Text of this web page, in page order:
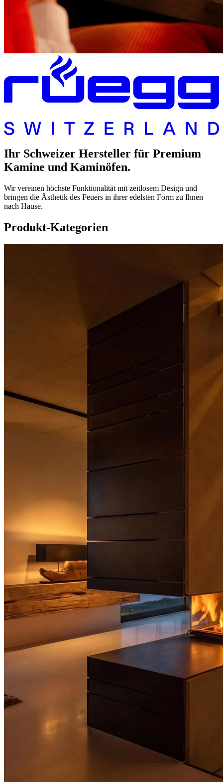
Ihr Schweizer Hersteller für Premium
Kamine und Kaminöfen.
Wir vereinen höchste Funktionalität mit zeitlosem Design und
bringen die Ästhetik des Feuers in ihrer edelsten Form zu Ihnen
nach Hause.
Produkt-Kategorien